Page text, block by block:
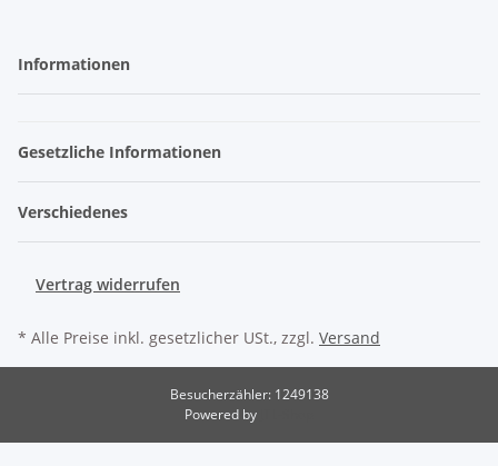
Informationen
Gesetzliche Informationen
Verschiedenes
Vertrag widerrufen
* Alle Preise inkl. gesetzlicher USt., zzgl. Versand
Besucherzähler: 1249138
Powered by